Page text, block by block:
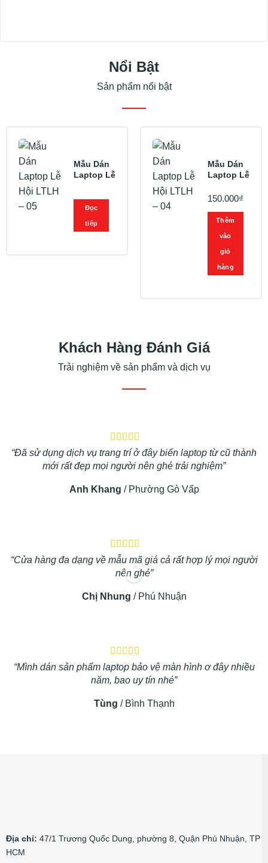
Nổi Bật
Sản phẩm nổi bật
Mẫu Dán
Laptop Lễ
Đọc
tiếp
Mẫu Dán
Laptop Lễ
– 04
150.000₫
Thêm
vào
giỏ
hàng
Khách Hàng Đánh Giá
Trải nghiệm về sản phẩm và dịch vụ
“Đã sử dụng dịch vụ trang trí ở đây biến laptop từ cũ thành
mới rất đẹp mọi người nên ghé trải nghiệm”
Anh Khang / Phường Gò Vấp
“Cửa hàng đa dạng về mẫu mã giá cả rất hợp lý mọi người
nên ghé”
Chị Nhung / Phú Nhuận
“Mình dán sản phẩm laptop bảo vệ màn hình ơ đây nhiều
năm, bao uy tín nhé”
Tùng / Bình Thạnh
Địa chỉ: 47/1 Trương Quốc Dung, phường 8, Quận Phú Nhuận, TP
HCM